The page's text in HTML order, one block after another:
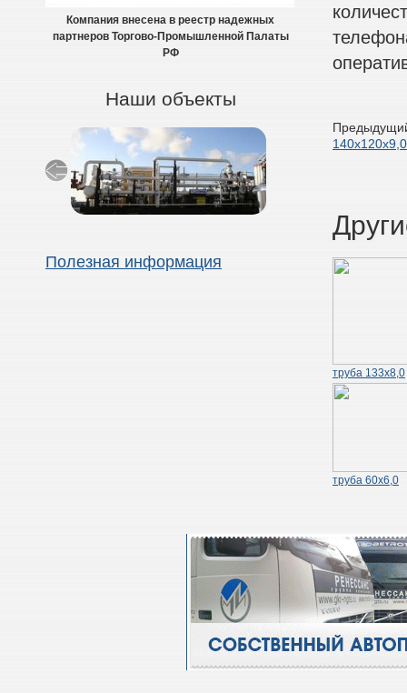
Компания внесена в реестр надежных
партнеров Торгово-Промышленной Палаты
РФ
Наши объекты
Полезная информация
140х120х9,0
труба 133х8,0
труба 60х6,0